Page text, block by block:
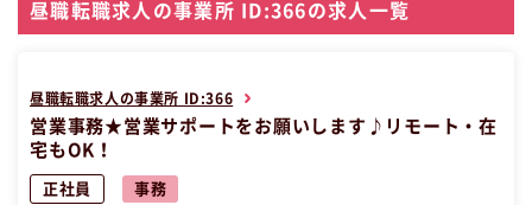
昼職転職求人の事業所 ID:366の求人一覧
昼職転職求人の事業所 ID:366
営業事務★営業サポートをお願いします♪リモート・在
宅もOK！
正社員 事務